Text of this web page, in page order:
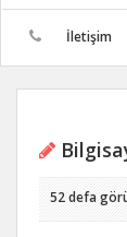
İletişim
52 defa